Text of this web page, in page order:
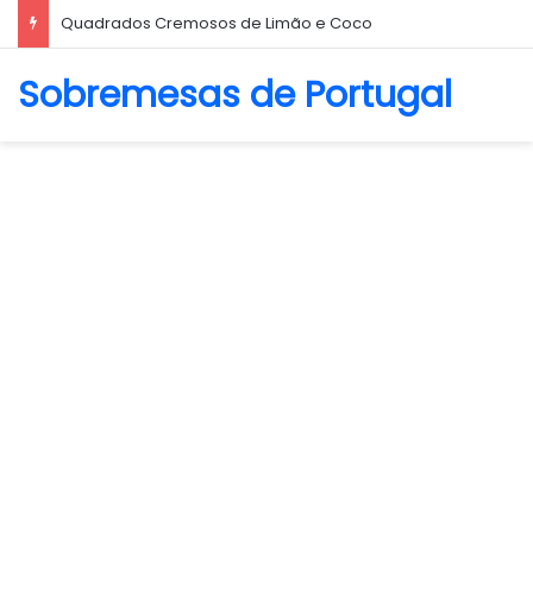
Biscoito Amanteigado
Sobremesas de Portugal